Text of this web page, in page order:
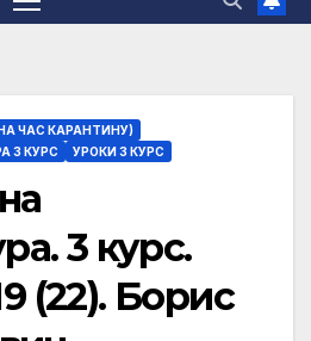
ЧАС КАРАНТИНУ)
3 КУРС
УРОКИ 3 КУРС
3 курс.
(22). Борис